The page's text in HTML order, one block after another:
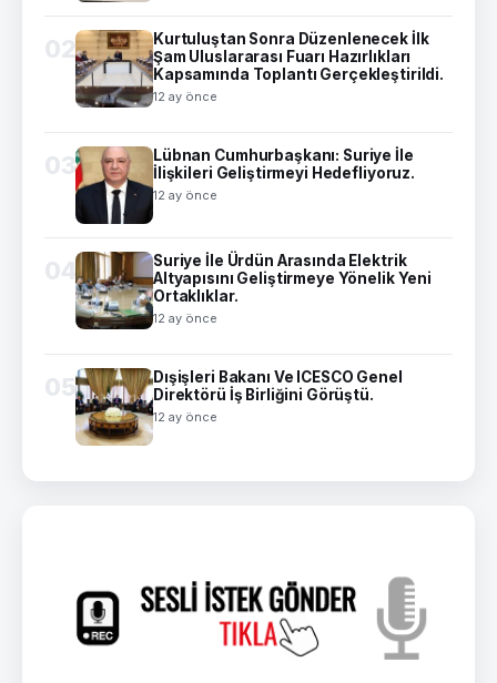
02
Kurtuluştan Sonra Düzenlenecek İlk
Şam Uluslararası Fuarı Hazırlıkları
Kapsamında Toplantı Gerçekleştirildi.
12 ay önce
03
Lübnan Cumhurbaşkanı: Suriye İle
İlişkileri Geliştirmeyi Hedefliyoruz.
12 ay önce
04
Suriye İle Ürdün Arasında Elektrik
Altyapısını Geliştirmeye Yönelik Yeni
Ortaklıklar.
12 ay önce
05
Dışişleri Bakanı Ve ICESCO Genel
Direktörü İş Birliğini Görüştü.
12 ay önce